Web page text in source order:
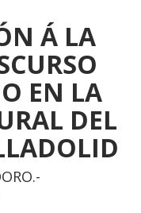
Á LA
EN LA
DEL